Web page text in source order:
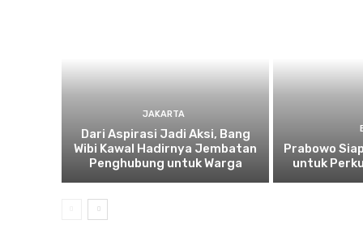
JAKARTA
Dari Aspirasi Jadi Aksi, Bang
Wibi Kawal Hadirnya Jembatan
Penghubung untuk Warga
Prabowo
untuk